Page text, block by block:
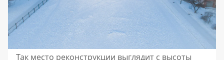
Так место реконструкции выглядит с высоты